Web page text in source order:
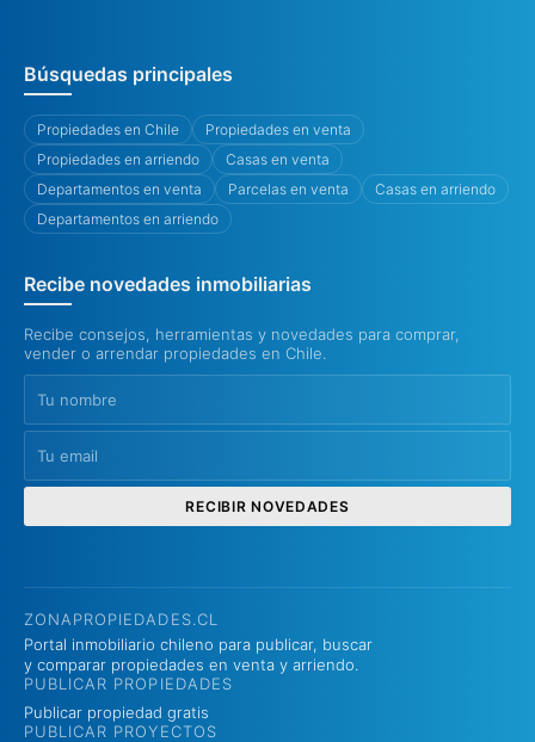
Búsquedas principales
Propiedades en Chile
Propiedades en venta
Propiedades en arriendo
Casas en venta
Departamentos en venta
Parcelas en venta
Casas en arriendo
Departamentos en arriendo
Recibe novedades inmobiliarias
Recibe consejos, herramientas y novedades para comprar,
vender o arrendar propiedades en Chile.
RECIBIR NOVEDADES
ZONAPROPIEDADES.CL
Portal inmobiliario chileno para publicar, buscar
y comparar propiedades en venta y arriendo.
PUBLICAR PROPIEDADES
Publicar propiedad gratis
PUBLICAR PROYECTOS